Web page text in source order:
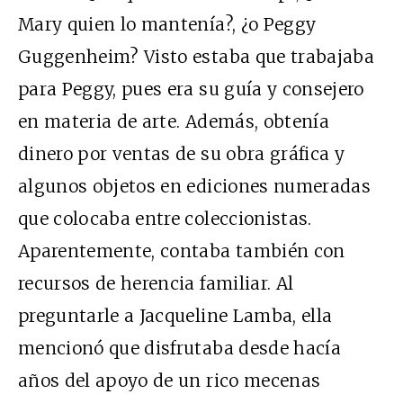
Mary quien lo mantenía?, ¿o Peggy
Guggenheim? Visto estaba que trabajaba
para Peggy, pues era su guía y consejero
en materia de arte. Además, obtenía
dinero por ventas de su obra gráfica y
algunos objetos en ediciones numeradas
que colocaba entre coleccionistas.
Aparentemente, contaba también con
recursos de herencia familiar. Al
preguntarle a Jacqueline Lamba, ella
mencionó que disfrutaba desde hacía
años del apoyo de un rico mecenas